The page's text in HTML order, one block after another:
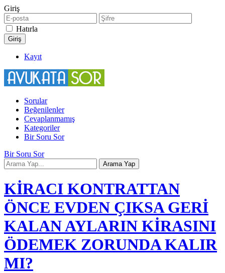
Giriş
Hatırla
Kayıt
Sorular
Beğenilenler
Cevaplanmamış
Kategoriler
Bir Soru Sor
Bir Soru Sor
KİRACI KONTRATTAN
ÖNCE EVDEN ÇIKSA GERİ
KALAN AYLARIN KİRASINI
ÖDEMEK ZORUNDA KALIR
MI?